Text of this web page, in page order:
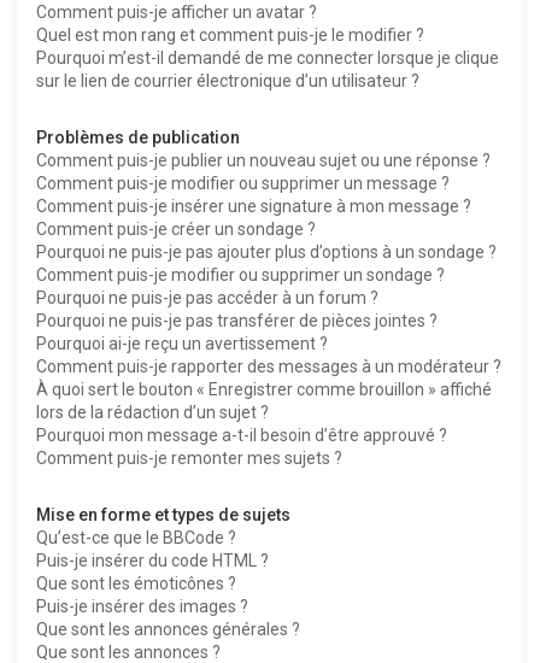
Comment puis-je afficher un avatar ?
Quel est mon rang et comment puis-je le modifier ?
Pourquoi m’est-il demandé de me connecter lorsque je clique
sur le lien de courrier électronique d’un utilisateur ?
Problèmes de publication
Comment puis-je publier un nouveau sujet ou une réponse ?
Comment puis-je modifier ou supprimer un message ?
Comment puis-je insérer une signature à mon message ?
Comment puis-je créer un sondage ?
Pourquoi ne puis-je pas ajouter plus d’options à un sondage ?
Comment puis-je modifier ou supprimer un sondage ?
Pourquoi ne puis-je pas accéder à un forum ?
Pourquoi ne puis-je pas transférer de pièces jointes ?
Pourquoi ai-je reçu un avertissement ?
Comment puis-je rapporter des messages à un modérateur ?
À quoi sert le bouton « Enregistrer comme brouillon » affiché
lors de la rédaction d’un sujet ?
Pourquoi mon message a-t-il besoin d’être approuvé ?
Comment puis-je remonter mes sujets ?
Mise en forme et types de sujets
Qu’est-ce que le BBCode ?
Puis-je insérer du code HTML ?
Que sont les émoticônes ?
Puis-je insérer des images ?
Que sont les annonces générales ?
Que sont les annonces ?